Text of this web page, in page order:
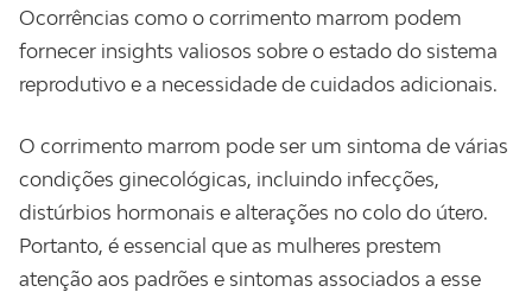
Ocorrências como o corrimento marrom podem
fornecer insights valiosos sobre o estado do sistema
reprodutivo e a necessidade de cuidados adicionais.
O corrimento marrom pode ser um sintoma de várias
condições ginecológicas, incluindo infecções,
distúrbios hormonais e alterações no colo do útero.
Portanto, é essencial que as mulheres prestem
atenção aos padrões e sintomas associados a esse